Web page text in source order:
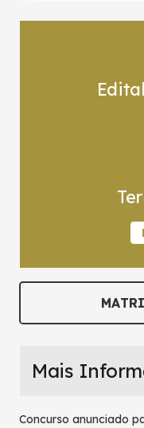
Mais
Concurso anunciado